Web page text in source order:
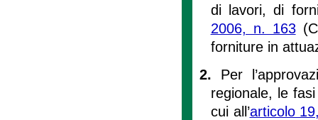
di lavori, di
2006, n. 163
forniture in
2. Per
regionale, le
cui all’articolo